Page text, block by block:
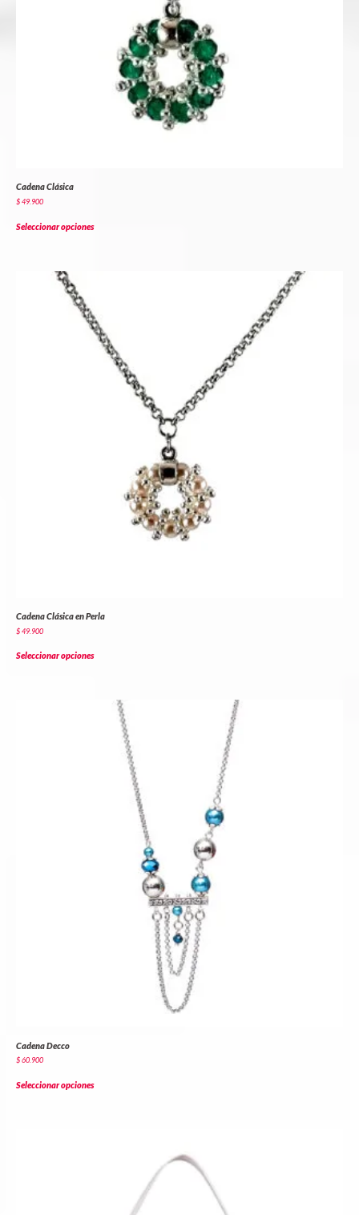
Cadena Clásica
$49.900
Seleccionar opciones
Cadena Clásica en Perla
$49.900
Seleccionar opciones
Cadena Decco
$60.900
Seleccionar opciones